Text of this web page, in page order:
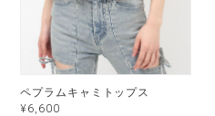
ペプラムキャミトップス
¥6,600